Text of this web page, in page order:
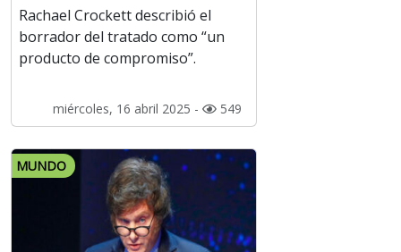
Rachael Crockett describió el
borrador del tratado como “un
producto de compromiso”.
miércoles, 16 abril 2025 - 549
MUNDO